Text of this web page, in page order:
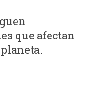
que afectan